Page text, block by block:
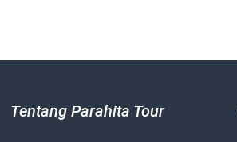
Tentang Parahita Tour